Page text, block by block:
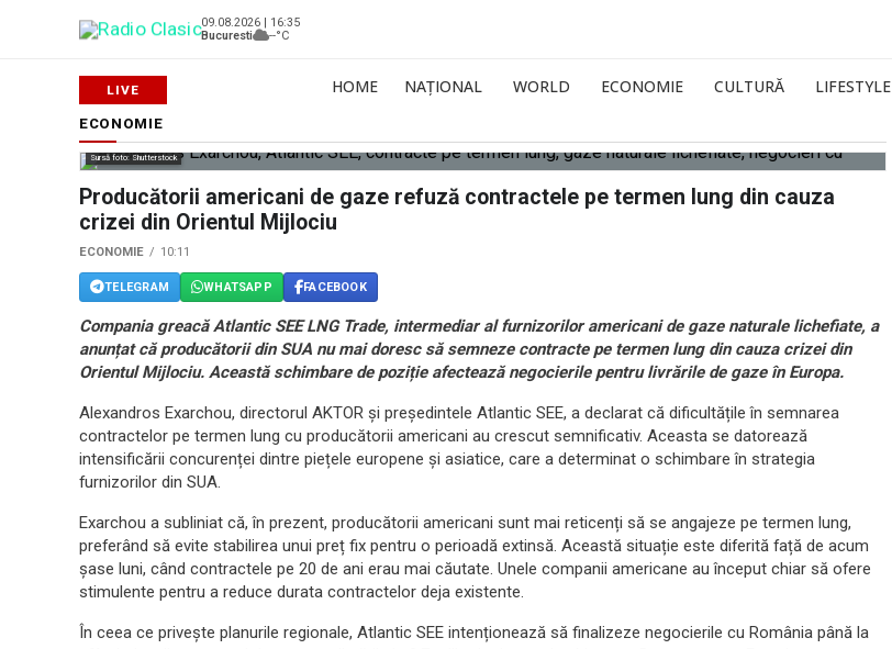
09.08.2026 | 16:35
Bucuresti
--°C
HOME NAȚIONAL WORLD ECONOMIE CULTURĂ LIFESTYLE
ECONOMIE
Sursă foto: Shutterstock
Producătorii americani de gaze refuză contractele pe termen lung din cauza
crizei din Orientul Mijlociu
ECONOMIE 10:11
TELEGRAM WHATSAPP FACEBOOK
Compania greacă Atlantic SEE LNG Trade, intermediar al furnizorilor americani de gaze naturale lichefiate, a
anunțat că producătorii din SUA nu mai doresc să semneze contracte pe termen lung din cauza crizei din
Orientul Mijlociu. Această schimbare de poziție afectează negocierile pentru livrările de gaze în Europa.
Alexandros Exarchou, directorul AKTOR și președintele Atlantic SEE, a declarat că dificultățile în semnarea
contractelor pe termen lung cu producătorii americani au crescut semnificativ. Aceasta se datorează
intensificării concurenței dintre piețele europene și asiatice, care a determinat o schimbare în strategia
furnizorilor din SUA.
Exarchou a subliniat că, în prezent, producătorii americani sunt mai reticenți să se angajeze pe termen lung,
preferând să evite stabilirea unui preț fix pentru o perioadă extinsă. Această situație este diferită față de acum
șase luni, când contractele pe 20 de ani erau mai căutate. Unele companii americane au început chiar să ofere
stimulente pentru a reduce durata contractelor deja existente.
În ceea ce privește planurile regionale, Atlantic SEE intenționează să finalizeze negocierile cu România până la